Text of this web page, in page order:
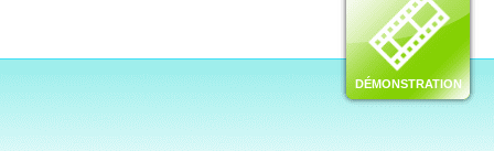
DÉMONSTRATION